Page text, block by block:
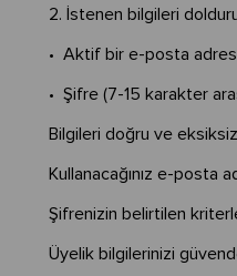
2. İstenen bilgileri
• Aktif bir e-posta
• Şifre (7-15 karakter
Bilgileri doğru ve
Kullanacağınız e-posta
Şifrenizin belirtilen
Üyelik bilgilerinizi